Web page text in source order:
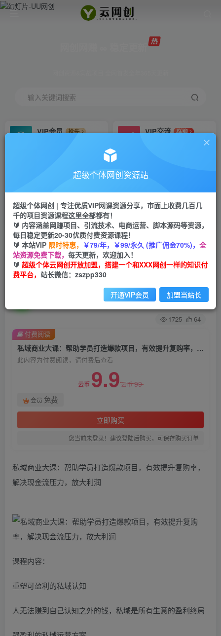
输入关键词搜索
VIP会员
抢先
VIP交流
群聊
研究探讨更多创业项目路子。
会员专属推广链接
招募站长
挂机
项目
脚本卡密
APP下载
GO
首页 创业课程 会员免费 正文
私域商业大课：帮助学员打造爆款项目，有效提升
复购率，解决现金流压力，放大利润
关注 私信
1725 64
私域商业大课：帮助学员打造爆款项目，有效提升复购率，解决现金流压力，放大利润
此内容为付费阅读，请付费后查看
云币 9.9云币99
会员 免费
立即购买
您当前未登录！建议登陆后购买，可保存购买订单
付费阅读
私域商业大课：帮助学员打造爆款项目，有效提升复购率，
解决现金流压力，放大利润
课程内容：
重塑可盈利的私域认知
人无法赚到自己认知之外的钱，私域是所有生意的盈利终局
超级个体网创资源站
超级个体网创 | 专注优质VIP网课资源分享，市面上收费几百几
千的项目资源课程这里全部都有！
🔰 内容涵盖网赚项目、引流技术、电商运营、脚本源码等资源，
每日稳定更新20-30优质付费资源课程！
🔰 本站VIP 限时特惠， ￥79/年，￥99/永久 (推广佣金70%)， 全
站资源免费下载， 每天更新，欢迎加入！
🔰 超级个体云网创开放加盟，搭建一个和XXX网创一样的知识付
费平台， 站长微信：zszpp330
开通VIP会员 加盟当站长